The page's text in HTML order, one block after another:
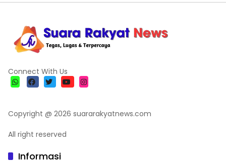
Connect With Us
Copyright @ 2026 suararakyatnews.com
All right reserved
Informasi